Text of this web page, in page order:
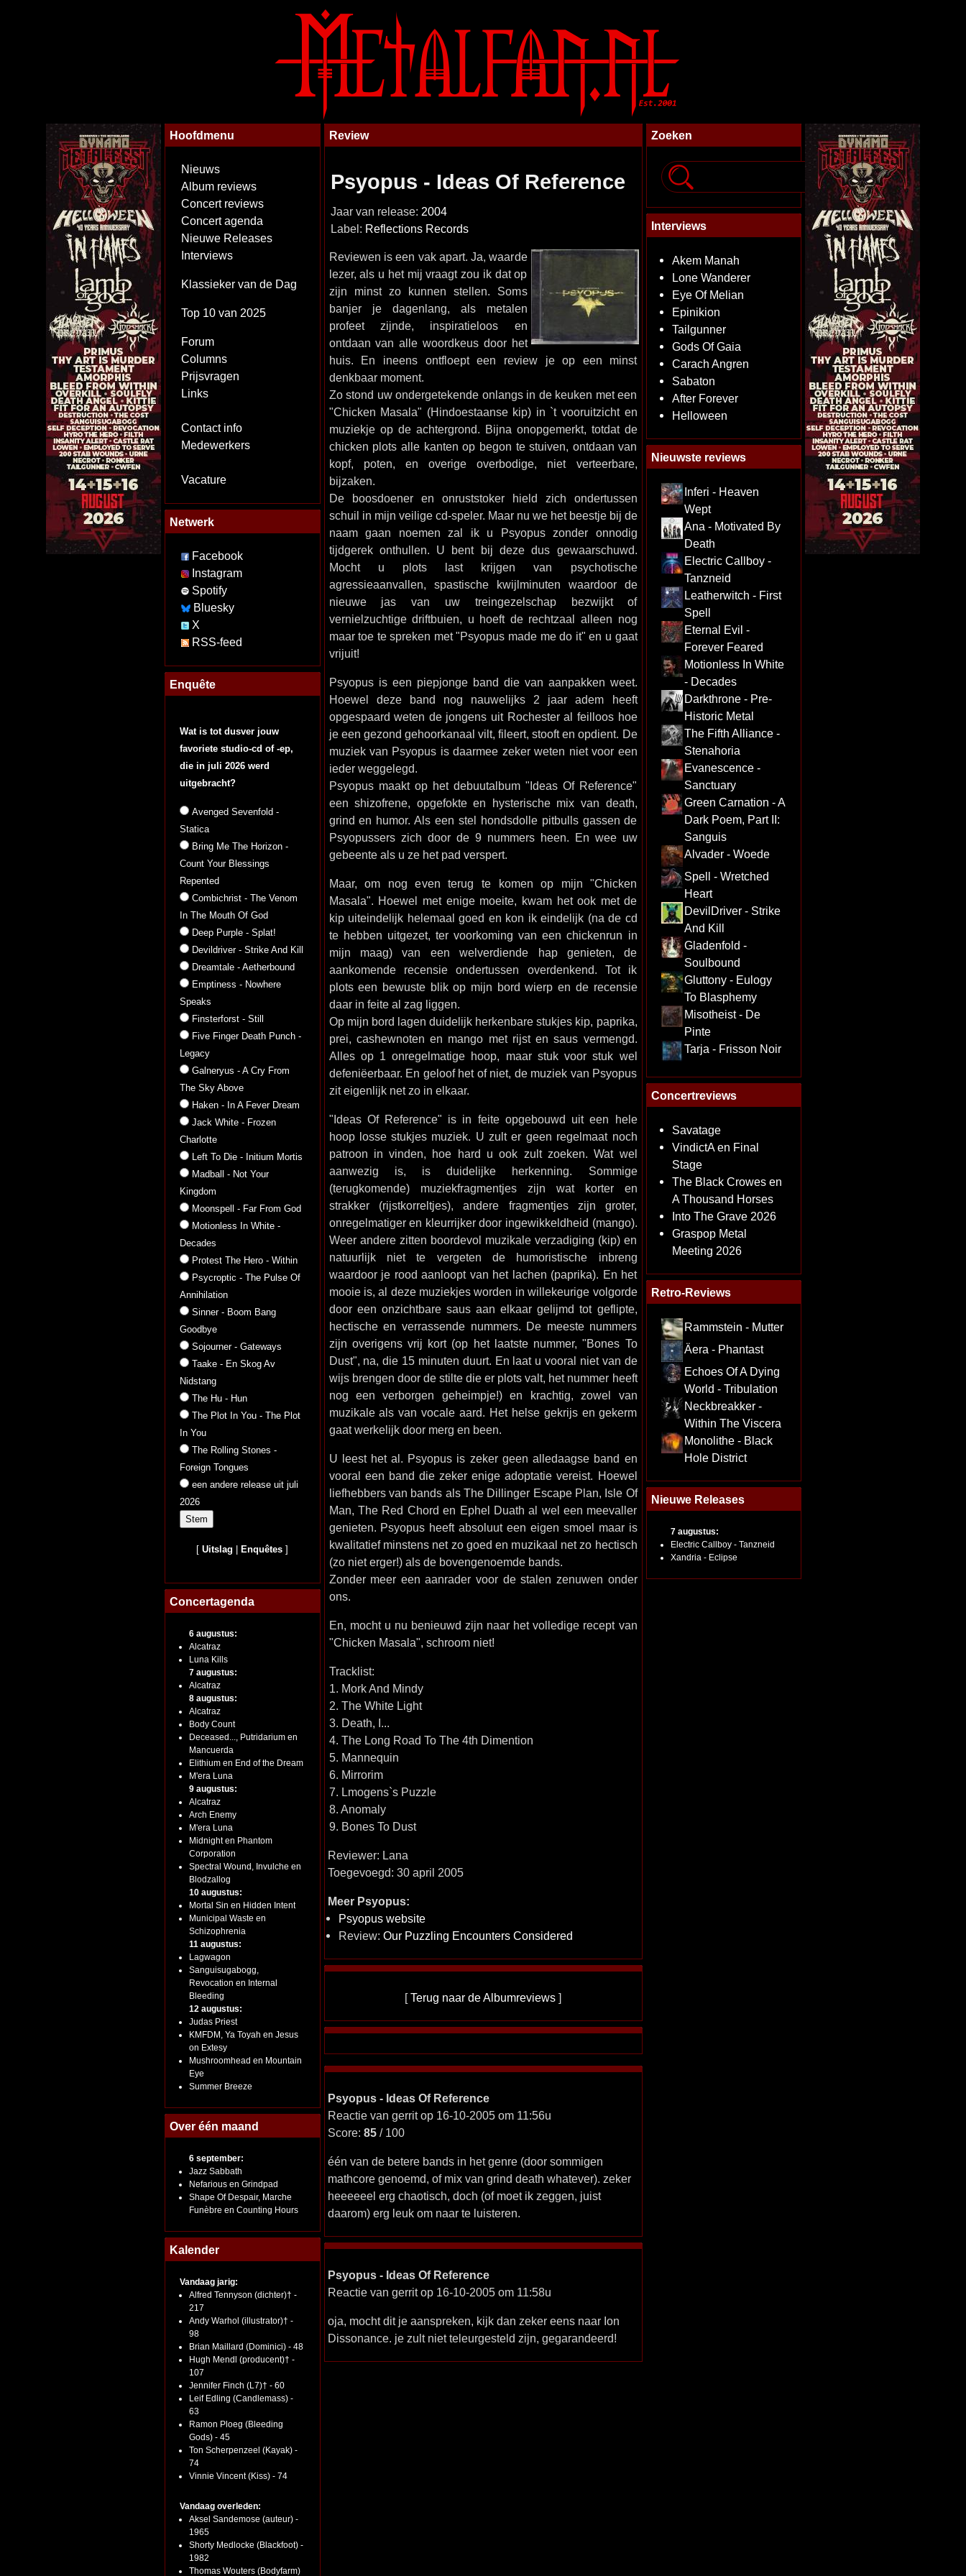
Hoofdmenu
Nieuws
Album reviews
Concert reviews
Concert agenda
Nieuwe Releases
Interviews
Klassieker van de Dag
Top 10 van 2025
Forum
Columns
Prijsvragen
Links
Contact info
Medewerkers
Vacature
Netwerk
Facebook
Instagram
Spotify
Bluesky
X
RSS-feed
Enquête
Wat is tot dusver jouw
favoriete studio-cd of -ep,
die in juli 2026 werd
uitgebracht?
Avenged Sevenfold -
Statica
Bring Me The Horizon -
Count Your Blessings
Repented
Combichrist - The Venom
In The Mouth Of God
Deep Purple - Splat!
Devildriver - Strike And Kill
Dreamtale - Aetherbound
Emptiness - Nowhere
Speaks
Finsterforst - Still
Five Finger Death Punch -
Legacy
Galneryus - A Cry From
The Sky Above
Haken - In A Fever Dream
Jack White - Frozen
Charlotte
Left To Die - Initium Mortis
Madball - Not Your
Kingdom
Moonspell - Far From God
Motionless In White -
Decades
Protest The Hero - Within
Psycroptic - The Pulse Of
Annihilation
Sinner - Boom Bang
Goodbye
Sojourner - Gateways
Taake - En Skog Av
Nidstang
The Hu - Hun
The Plot In You - The Plot
In You
The Rolling Stones -
Foreign Tongues
een andere release uit juli
2026
[Uitslag Enquêtes ]
Concertagenda
6 augustus:
Alcatraz
Luna Kills
7 augustus:
Alcatraz
8 augustus:
Alcatraz
Body Count
Deceased..., Putridarium en
Mancuerda
Elithium en End of the Dream
M'era Luna
9 augustus:
Alcatraz
Arch Enemy
M'era Luna
Midnight en Phantom
Corporation
Spectral Wound, Invulche en
Blodzallog
10 augustus:
Mortal Sin en Hidden Intent
Municipal Waste en
Schizophrenia
11 augustus:
Lagwagon
Sanguisugabogg,
Revocation en Internal
Bleeding
12 augustus:
Judas Priest
KMFDM, Ya Toyah en Jesus
on Extesy
Mushroomhead en Mountain
Eye
Summer Breeze
Over één maand
6 september:
Jazz Sabbath
Nefarious en Grindpad
Shape Of Despair, Marche
Funèbre en Counting Hours
Kalender
Vandaag jarig:
Alfred Tennyson (dichter)† -
217
Andy Warhol (illustrator)† -
98
Brian Maillard (Dominici) - 48
Hugh Mendl (producent)† -
107
Jennifer Finch (L7)† - 60
Leif Edling (Candlemass) -
63
Ramon Ploeg (Bleeding
Gods) - 45
Ton Scherpenzeel (Kayak) -
74
Vinnie Vincent (Kiss) - 74
Vandaag overleden:
Aksel Sandemose (auteur) -
1965
Shorty Medlocke (Blackfoot) -
1982
Thomas Wouters (Bodyfarm)
Review
Psyopus - Ideas Of Reference
Jaar van release: 2004
Label: Reflections Records
Reviewen is een vak apart. Ja, waarde
lezer, als u het mij vraagt zou ik dat op
zijn minst zo kunnen stellen. Soms
banjer je dagenlang, als metalen
profeet zijnde, inspiratieloos en
ontdaan van alle woordkeus door het
huis. En ineens ontfloept een review je op een minst
denkbaar moment.
Zo stond uw ondergetekende onlangs in de keuken met een
"Chicken Masala" (Hindoestaanse kip) in `t vooruitzicht en
muziekje op de achtergrond. Bijna onopgemerkt, totdat de
chicken plots alle kanten op begon te stuiven, ontdaan van
kopf, poten, en overige overbodige, niet verteerbare,
bijzaken.
De boosdoener en onruststoker hield zich ondertussen
schuil in mijn veilige cd-speler. Maar nu we het beestje bij de
naam gaan noemen zal ik u Psyopus zonder onnodig
tijdgerek onthullen. U bent bij deze dus gewaarschuwd.
Mocht u plots last krijgen van psychotische
agressieaanvallen, spastische kwijlminuten waardoor de
nieuwe jas van uw treingezelschap bezwijkt of
vernielzuchtige driftbuien, u hoeft de rechtzaal alleen nog
maar toe te spreken met "Psyopus made me do it" en u gaat
vrijuit!
Psyopus is een piepjonge band die van aanpakken weet.
Hoewel deze band nog nauwelijks 2 jaar adem heeft
opgespaard weten de jongens uit Rochester al feilloos hoe
je een gezond gehoorkanaal vilt, fileert, stooft en opdient. De
muziek van Psyopus is daarmee zeker weten niet voor een
ieder weggelegd.
Psyopus maakt op het debuutalbum "Ideas Of Reference"
een shizofrene, opgefokte en hysterische mix van death,
grind en humor. Als een stel hondsdolle pitbulls gassen de
Psyopussers zich door de 9 nummers heen. En wee uw
gebeente als u ze het pad verspert.
Maar, om nog even terug te komen op mijn "Chicken
Masala". Hoewel met enige moeite, kwam het ook met de
kip uiteindelijk helemaal goed en kon ik eindelijk (na de cd
te hebben uitgezet, ter voorkoming van een chickenrun in
mijn maag) van een welverdiende hap genieten, de
aankomende recensie ondertussen overdenkend. Tot ik
plots een bewuste blik op mijn bord wierp en de recensie
daar in feite al zag liggen.
Op mijn bord lagen duidelijk herkenbare stukjes kip, paprika,
prei, cashewnoten en mango met rijst en saus vermengd.
Alles op 1 onregelmatige hoop, maar stuk voor stuk wel
defeniëerbaar. En geloof het of niet, de muziek van Psyopus
zit eigenlijk net zo in elkaar.
"Ideas Of Reference" is in feite opgebouwd uit een hele
hoop losse stukjes muziek. U zult er geen regelmaat noch
patroon in vinden, hoe hard u ook zult zoeken. Wat wel
aanwezig is, is duidelijke herkenning. Sommige
(terugkomende) muziekfragmentjes zijn wat korter en
strakker (rijstkorreltjes), andere fragmentjes zijn groter,
onregelmatiger en kleurrijker door ingewikkeldheid (mango).
Weer andere zitten boordevol muzikale verzadiging (kip) en
natuurlijk niet te vergeten de humoristische inbreng
waardoor je rood aanloopt van het lachen (paprika). En het
mooie is, al deze muziekjes worden in willekeurige volgorde
door een onzichtbare saus aan elkaar gelijmd tot geflipte,
hectische en verrassende nummers. De meeste nummers
zijn overigens vrij kort (op het laatste nummer, "Bones To
Dust", na, die 15 minuten duurt. En laat u vooral niet van de
wijs brengen door de stilte die er plots valt, het nummer heeft
nog een verborgen geheimpje!) en krachtig, zowel van
muzikale als van vocale aard. Het helse gekrijs en gekerm
gaat werkelijk door merg en been.
U leest het al. Psyopus is zeker geen alledaagse band en
vooral een band die zeker enige adoptatie vereist. Hoewel
liefhebbers van bands als The Dillinger Escape Plan, Isle Of
Man, The Red Chord en Ephel Duath al wel een meevaller
genieten. Psyopus heeft absoluut een eigen smoel maar is
kwalitatief minstens net zo goed en muzikaal net zo hectisch
(zo niet erger!) als de bovengenoemde bands.
Zonder meer een aanrader voor de stalen zenuwen onder
ons.
En, mocht u nu benieuwd zijn naar het volledige recept van
"Chicken Masala", schroom niet!
Tracklist:
1. Mork And Mindy
2. The White Light
3. Death, I...
4. The Long Road To The 4th Dimention
5. Mannequin
6. Mirrorim
7. Lmogens`s Puzzle
8. Anomaly
9. Bones To Dust
Reviewer: Lana
Toegevoegd: 30 april 2005
Meer Psyopus:
Psyopus website
Review: Our Puzzling Encounters Considered
[Terug naar de Albumreviews ]
Psyopus - Ideas Of Reference
Reactie van gerrit op 16-10-2005 om 11:56u
Score: 85/ 100
één van de betere bands in het genre (door sommigen
mathcore genoemd, of mix van grind death whatever). zeker
heeeeeel erg chaotisch, doch (of moet ik zeggen, juist
daarom) erg leuk om naar te luisteren.
Psyopus - Ideas Of Reference
Reactie van gerrit op 16-10-2005 om 11:58u
oja, mocht dit je aanspreken, kijk dan zeker eens naar Ion
Dissonance. je zult niet teleurgesteld zijn, gegarandeerd!
Zoeken
Interviews
Akem Manah
Lone Wanderer
Eye Of Melian
Epinikion
Tailgunner
Gods Of Gaia
Carach Angren
Sabaton
After Forever
Helloween
Nieuwste reviews
Inferi - Heaven
Wept
Ana - Motivated By
Death
Electric Callboy -
Tanzneid
Leatherwitch - First
Spell
Eternal Evil -
Forever Feared
Motionless In White
- Decades
Darkthrone - Pre-
Historic Metal
The Fifth Alliance -
Stenahoria
Evanescence -
Sanctuary
Green Carnation - A
Dark Poem, Part II:
Sanguis
Alvader - Woede
Spell - Wretched
Heart
DevilDriver - Strike
And Kill
Gladenfold -
Soulbound
Gluttony - Eulogy
To Blasphemy
Misotheist - De
Pinte
Tarja - Frisson Noir
Concertreviews
Savatage
VindictA en Final
Stage
The Black Crowes en
A Thousand Horses
Into The Grave 2026
Graspop Metal
Meeting 2026
Retro-Reviews
Rammstein - Mutter
Äera - Phantast
Echoes Of A Dying
World - Tribulation
Neckbreakker -
Within The Viscera
Monolithe - Black
Hole District
Nieuwe Releases
7 augustus:
Electric Callboy - Tanzneid
Xandria - Eclipse